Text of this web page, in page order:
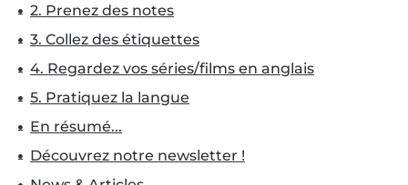
2. Prenez des notes
3. Collez des étiquettes
4. Regardez vos séries/films en anglais
5. Pratiquez la langue
En résumé...
Découvrez notre newsletter !